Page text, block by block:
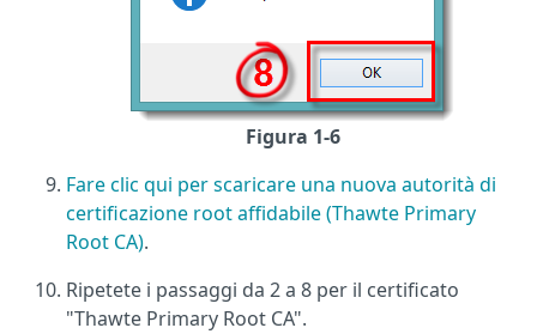
Figura 1-6
Fare clic qui per scaricare una nuova autorità di
certificazione root affidabile (Thawte Primary
Root CA).
Ripetete i passaggi da 2 a 8 per il certificato
"Thawte Primary Root CA".